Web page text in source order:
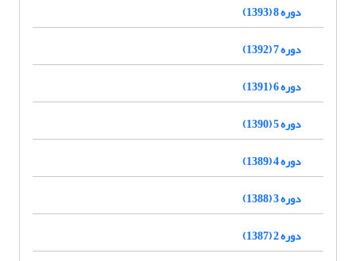
دوره 8 (1393)
دوره 7 (1392)
دوره 6 (1391)
دوره 5 (1390)
دوره 4 (1389)
دوره 3 (1388)
دوره 2 (1387)